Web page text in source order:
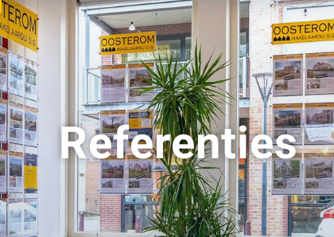
Referenties